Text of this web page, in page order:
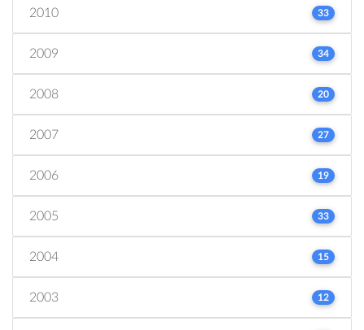
2010 33
2009 34
2008 20
2007 27
2006 19
2005 33
2004 15
2003 12